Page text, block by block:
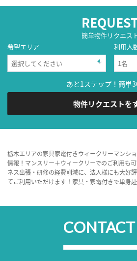
簡単物件リクエス
希望エリア
利用人
あと1ステップ！簡単
物件リクエストを
栃木エリアの家具家電付きウィークリーマンシ
情報！マンスリー＋ウィークリーでのご利用も
ネス出張・研修の経費削減に、法人様にも大好
てご利用いただけます！家具・家電付きで単身赴
CONTACT